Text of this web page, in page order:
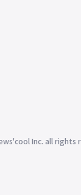
Inc. all